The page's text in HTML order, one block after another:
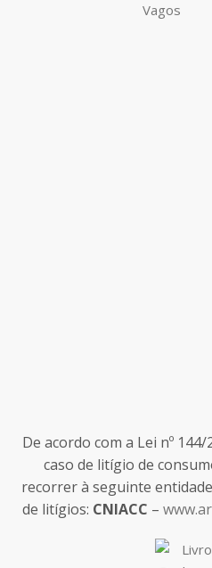
Vagos
De acordo com a Lei nº
caso de litígio de
recorrer à seguinte
de litígios: CNIACC –